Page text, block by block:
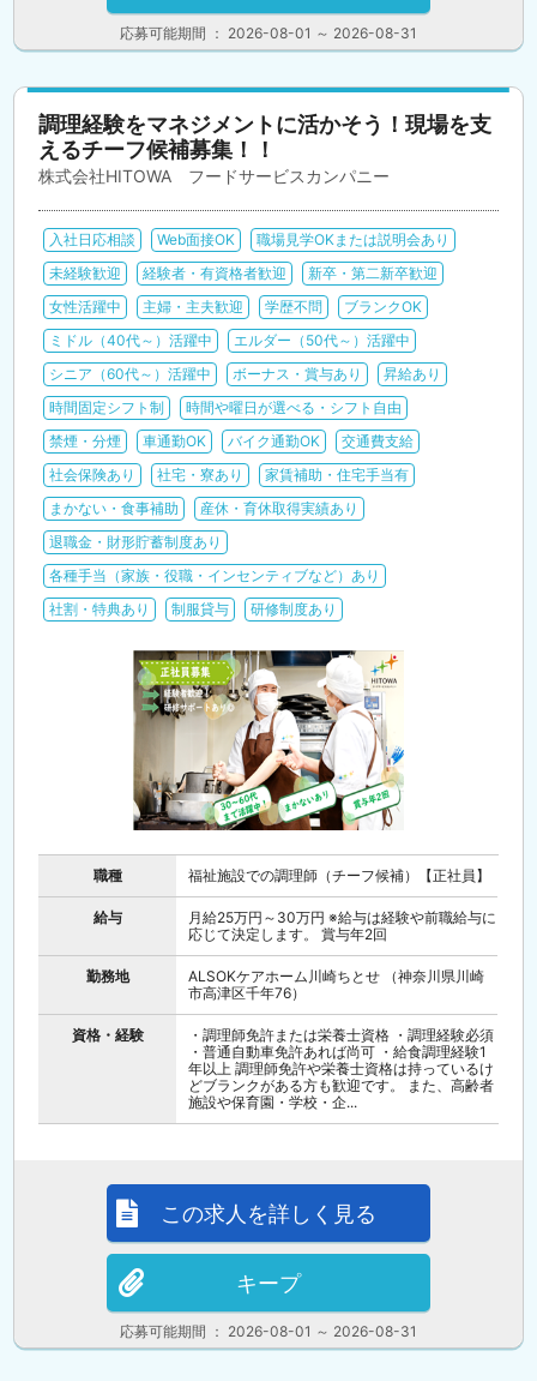
応募可能期間 ： 2026-08-01 ～ 2026-08-31
調理経験をマネジメントに活かそう！現場を支
えるチーフ候補募集！！
株式会社HITOWA フードサービスカンパニー
入社日応相談 Web面接OK
職場見学OKまたは説明会あり
未経験歓迎
経験者・有資格者歓迎
新卒・第二新卒歓迎
女性活躍中
主婦・主夫歓迎 学歴不問
ブランクOK
ミドル（40代～）活躍中
エルダー（50代～）活躍中
シニア（60代～）活躍中
ボーナス・賞与あり
昇給あり
時間固定シフト制
時間や曜日が選べる・シフト自由
禁煙・分煙
車通勤OK バイク通勤OK
交通費支給
社会保険あり
社宅・寮あり
家賃補助・住宅手当有
まかない・食事補助
産休・育休取得実績あり
退職金・財形貯蓄制度あり
各種手当（家族・役職・インセンティブなど）あり
社割・特典あり
制服貸与 研修制度あり
職種 福祉施設での調理師（チーフ候補）【正社員】
給与
月給25万円～30万円 ※給与は経験や前職給与に
応じて決定します。 賞与年2回
勤務地
ALSOKケアホーム川崎ちとせ （神奈川県川崎
市高津区千年76）
資格・経験
・調理師免許または栄養士資格 ・調理経験必須
・普通自動車免許あれば尚可 ・給食調理経験1
年以上 調理師免許や栄養士資格は持っているけ
どブランクがある方も歓迎です。 また、高齢者
施設や保育園・学校・企...
応募可能期間 ： 2026-08-01 ～ 2026-08-31
この求人を詳しく見る
キープ